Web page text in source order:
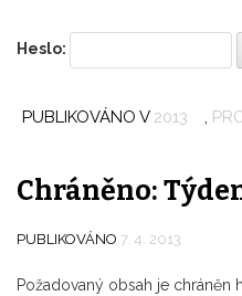
Heslo:
PUBLIKOVÁNO V 2013 ,
Chráněno:
PUBLIKOVÁNO 7. 4. 2013
Požadovaný obsah je chráněn